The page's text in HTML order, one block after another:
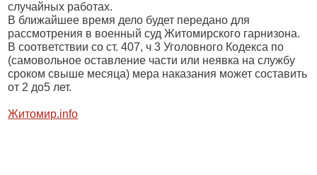
случайных работах.
В ближайшее время дело будет передано для
рассмотрения в военный суд Житомирского гарнизона.
В соответствии со ст. 407, ч 3 Уголовного Кодекса по
(самовольное оставление части или неявка на службу
сроком свыше месяца) мера наказания может составить
от 2 до5 лет.
Житомир.info